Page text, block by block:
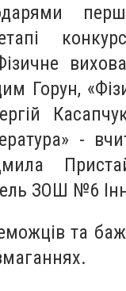
Горун,
-
ЗОШ №6
та